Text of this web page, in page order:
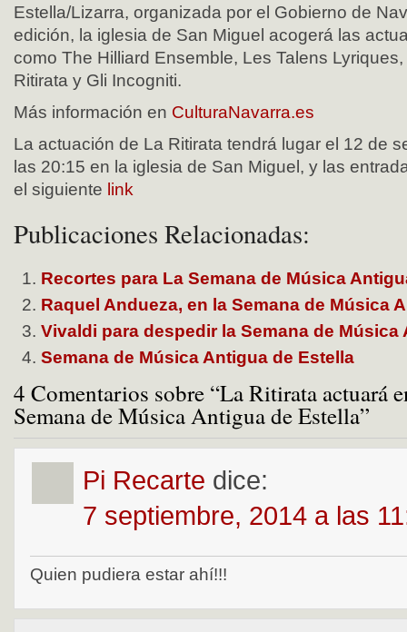
Estella/Lizarra, organizada por el Gobierno de
edición, la iglesia de San Miguel acogerá las
como The Hilliard Ensemble, Les Talens
Ritirata y Gli Incogniti.
Más información en CulturaNavarra.es
La actuación de La Ritirata tendrá lugar el 12 de
las 20:15 en la iglesia de San Miguel, y las
el siguiente link
Publicaciones Relacionadas:
Recortes para La Semana de Música
Raquel Andueza, en la Semana de Música
Vivaldi para despedir la Semana de Música
Semana de Música Antigua de Estella
4 Comentarios sobre “La Ritirata actuará
Semana de Música Antigua de Estella”
Pi Recarte dice:
7 septiembre, 2014 a las
Quien pudiera estar ahí!!!